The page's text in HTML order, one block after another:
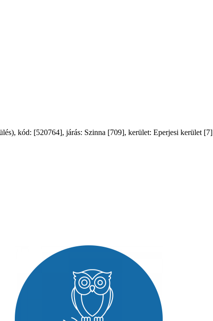
kód: [520764], járás: Szinna [709], kerület: Eperjesi kerület [7]